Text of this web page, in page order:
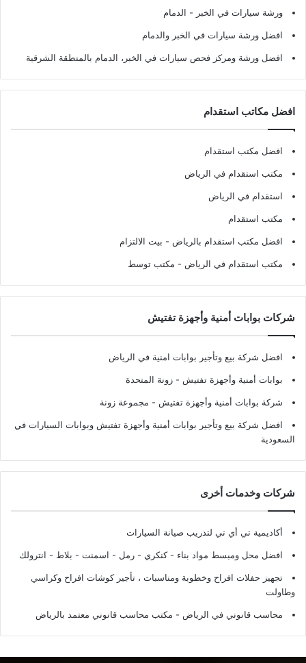
ورشة سيارات في الخبر - الدمام
افضل ورشة سيارات في الخبر والدمام
افضل ورشة ومركز فحص سيارات في الخبر، الدمام بالمنطقة الشرقية
افضل مكاتب استقدام
افضل مكتب استقدام
مكتب استقدام في الرياض
استقدام في الرياض
مكتب استقدام
افضل مكتب استقدام بالرياض - بيت الالتزام
مكتب استقدام في الرياض - مكتب توسط
شركات بوابات أمنية وأجهزة تفتيش
افضل شركة بيع وتأجير بوابات امنية في الرياض
بوابات أمنية وأجهزة تفتيش - زونة المتحدة
شركة بوابات أمنية وأجهزة تفتيش - مجموعة زونة
افضل شركة بيع وتأجير بوابات أمنية وأجهزة تفتيش وبوابات السيارات في
السعودية
شركات وخدمات أخرى
أكاديمية تي أي تي لتدريب صيانة السيارات
افضل محل ومبسط مواد بناء - كنكري - رمل - اسمنت - بلاط - انترولك
تجهيز حفلات افراح وخطوبة ومناسبات ، تأجير كوشات افراح وكراسي
وطاولت
محاسب قانوني في الرياض - مكتب محاسب قانوني معتمد بالرياض